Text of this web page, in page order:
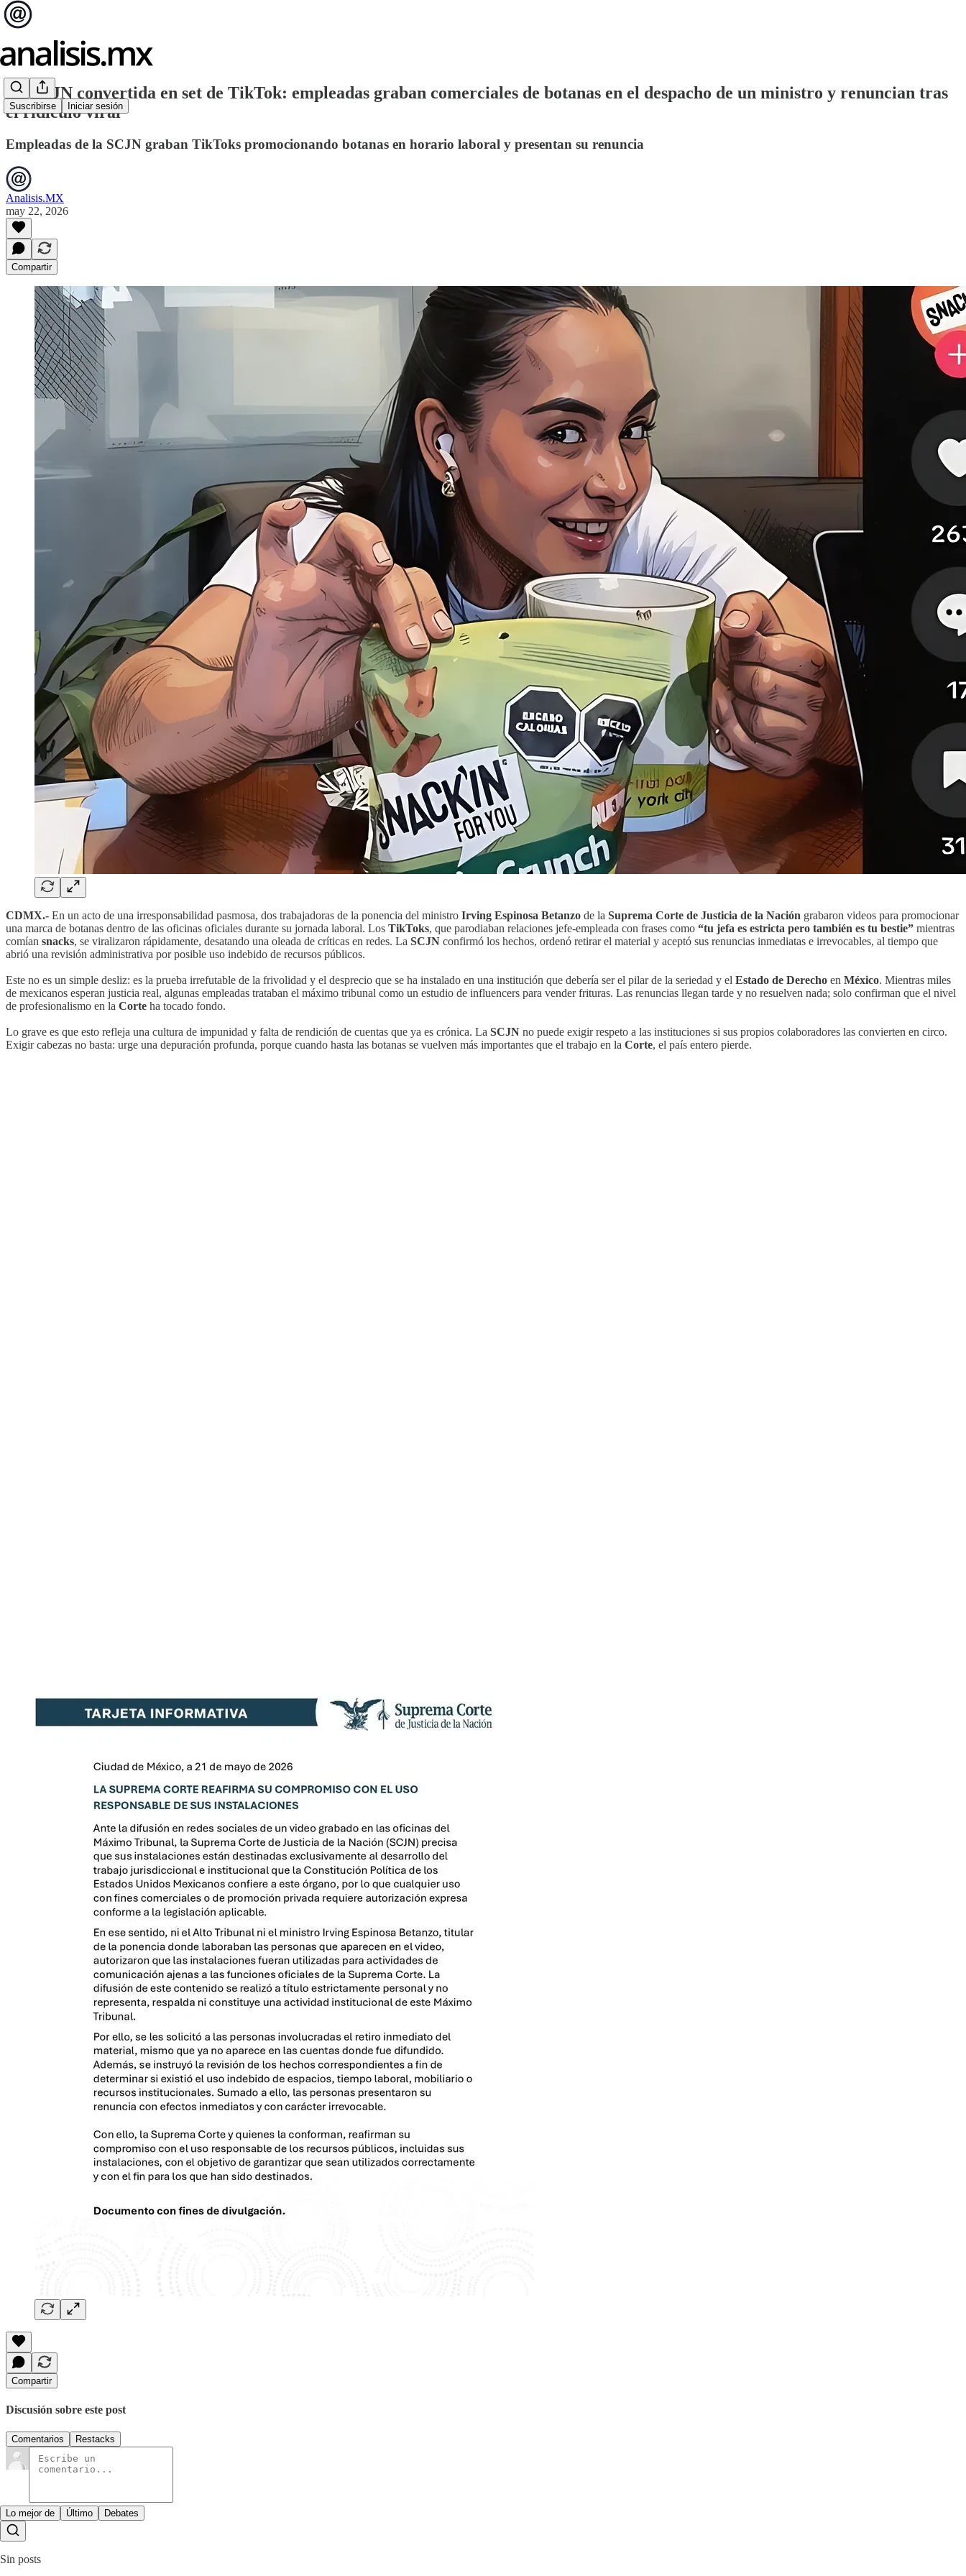
Suscribirse Iniciar sesión
La SCJN convertida en set de TikTok: empleadas graban comerciales de botanas en el despacho de un ministro y renuncian tras
el ridículo viral
Empleadas de la SCJN graban TikToks promocionando botanas en horario laboral y presentan su renuncia
Analisis.MX
may 22, 2026
Compartir
CDMX.- En un acto de una irresponsabilidad pasmosa, dos trabajadoras de la ponencia del ministro Irving Espinosa Betanzo de la Suprema Corte de Justicia de la Nación grabaron videos para promocionar
una marca de botanas dentro de las oficinas oficiales durante su jornada laboral. Los TikToks, que parodiaban relaciones jefe-empleada con frases como “tu jefa es estricta pero también es tu bestie” mientras
comían snacks, se viralizaron rápidamente, desatando una oleada de críticas en redes. La SCJN confirmó los hechos, ordenó retirar el material y aceptó sus renuncias inmediatas e irrevocables, al tiempo que
abrió una revisión administrativa por posible uso indebido de recursos públicos.
Este no es un simple desliz: es la prueba irrefutable de la frivolidad y el desprecio que se ha instalado en una institución que debería ser el pilar de la seriedad y el Estado de Derecho en México. Mientras miles
de mexicanos esperan justicia real, algunas empleadas trataban el máximo tribunal como un estudio de influencers para vender frituras. Las renuncias llegan tarde y no resuelven nada; solo confirman que el nivel
de profesionalismo en la Corte ha tocado fondo.
Lo grave es que esto refleja una cultura de impunidad y falta de rendición de cuentas que ya es crónica. La SCJN no puede exigir respeto a las instituciones si sus propios colaboradores las convierten en circo.
Exigir cabezas no basta: urge una depuración profunda, porque cuando hasta las botanas se vuelven más importantes que el trabajo en la Corte, el país entero pierde.
Compartir
Discusión sobre este post
Comentarios Restacks
Lo mejor de Último Debates
Sin posts